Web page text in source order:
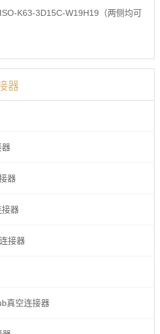
K63-3D15C-W19H19（两侧均可
器
器
器
器
接器
真空连接器